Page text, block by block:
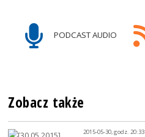
PODCAST AUDIO
Zobacz także
2015-05-30, godz. 20:33